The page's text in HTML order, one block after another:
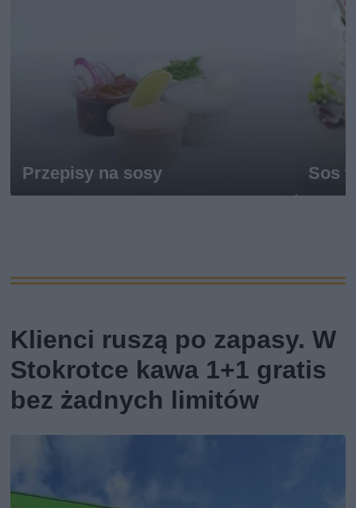
Przepisy na sosy Sos
Klienci ruszą po zapasy. W
Stokrotce kawa 1+1 gratis
bez żadnych limitów